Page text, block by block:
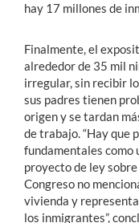
hay 17 millones de
Finalmente, el
alrededor de 35 mil
irregular, sin recibir
sus padres tienen
origen y se tardan
de trabajo. “Hay que
fundamentales como
proyecto de ley
Congreso no
vivienda y
los inmigrantes”,